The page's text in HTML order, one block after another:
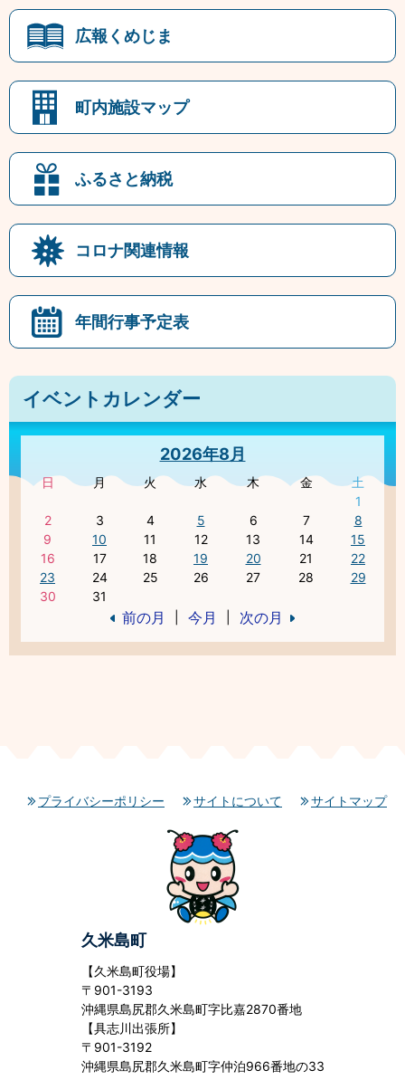
広報くめじま
町内施設マップ
ふるさと納税
コロナ関連情報
年間行事予定表
イベントカレンダー
2026年8月
日 月 火 水 木 金
土
1
2
3 4 5 6 7
8
9
10 11 12 13 14
15
16
17 18 19 20 21
22
23
24 25 26 27 28
29
30
31
前の月 今月 次の月
プライバシーポリシー サイトについて サイトマップ
久米島町
【久米島町役場】
〒901-3193
沖縄県島尻郡久米島町字比嘉2870番地
【具志川出張所】
〒901-3192
沖縄県島尻郡久米島町字仲泊966番地の33